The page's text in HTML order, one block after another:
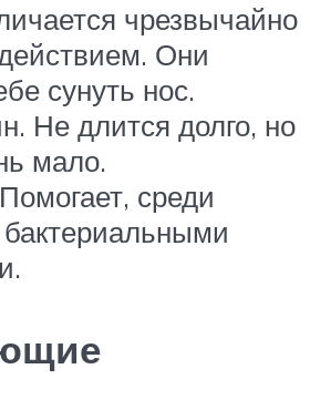
чрезвычайно
Они
сунуть нос.
Не длится долго, но
мало.
среди
бактериальными